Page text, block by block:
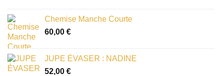
Chemise Manche Courte
60,00 €
JUPE ÉVASER : NADINE
52,00 €